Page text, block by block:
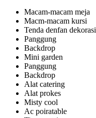
Macam-macam meja
Macm-macam kursi
Tenda denfan dekorasi
Panggung
Backdrop
Mini garden
Panggung
Backdrop
Alat catering
Alat prokes
Misty cool
Ac poiratable